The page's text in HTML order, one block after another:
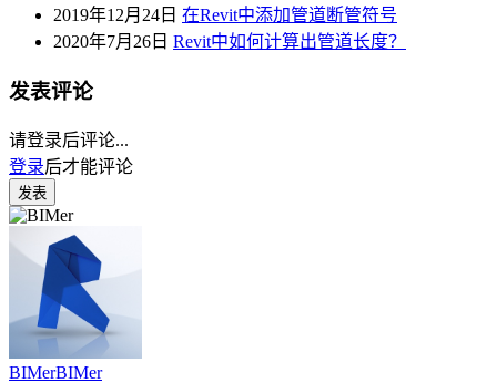
2019年12月24日 在Revit中添加管道断管符号
2020年7月26日 Revit中如何计算出管道长度？
发表评论
请登录后评论...
登录后才能评论
发表
BIMerBIMer